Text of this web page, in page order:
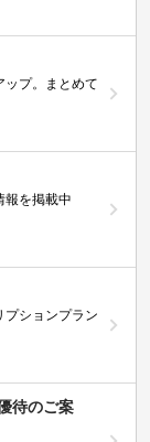
ップ。まとめて
報を掲載中
プションプラン
待のご案